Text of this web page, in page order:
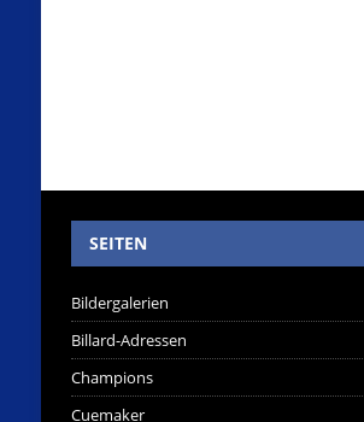
SEITEN
Bildergalerien
Billard-Adressen
Champions
Cuemaker